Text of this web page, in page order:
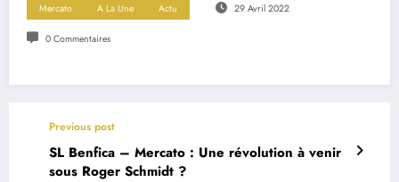
Mercato A La Une Actu 29 Avril 2022
0 Commentaires
Previous post
SL Benfica – Mercato : Une révolution à venir
sous Roger Schmidt ?